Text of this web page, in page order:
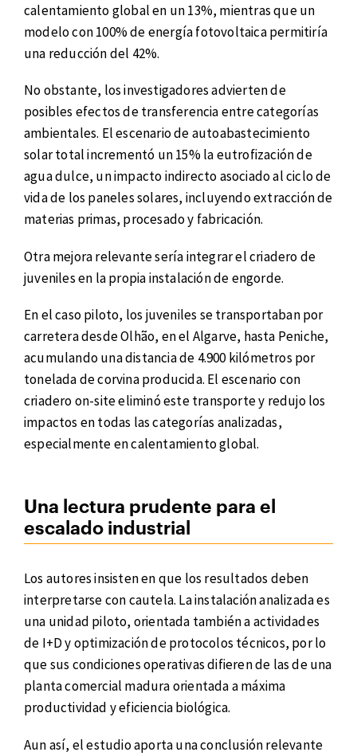
calentamiento global en un 13%, mientras que un
modelo con 100% de energía fotovoltaica permitiría
una reducción del 42%.
No obstante, los investigadores advierten de
posibles efectos de transferencia entre categorías
ambientales. El escenario de autoabastecimiento
solar total incrementó un 15% la eutrofización de
agua dulce, un impacto indirecto asociado al ciclo de
vida de los paneles solares, incluyendo extracción de
materias primas, procesado y fabricación.
Otra mejora relevante sería integrar el criadero de
juveniles en la propia instalación de engorde.
En el caso piloto, los juveniles se transportaban por
carretera desde Olhão, en el Algarve, hasta Peniche,
acumulando una distancia de 4.900 kilómetros por
tonelada de corvina producida. El escenario con
criadero on-site eliminó este transporte y redujo los
impactos en todas las categorías analizadas,
especialmente en calentamiento global.
Una lectura prudente para el
escalado industrial
Los autores insisten en que los resultados deben
interpretarse con cautela. La instalación analizada es
una unidad piloto, orientada también a actividades
de I+D y optimización de protocolos técnicos, por lo
que sus condiciones operativas difieren de las de una
planta comercial madura orientada a máxima
productividad y eficiencia biológica.
Aun así, el estudio aporta una conclusión relevante